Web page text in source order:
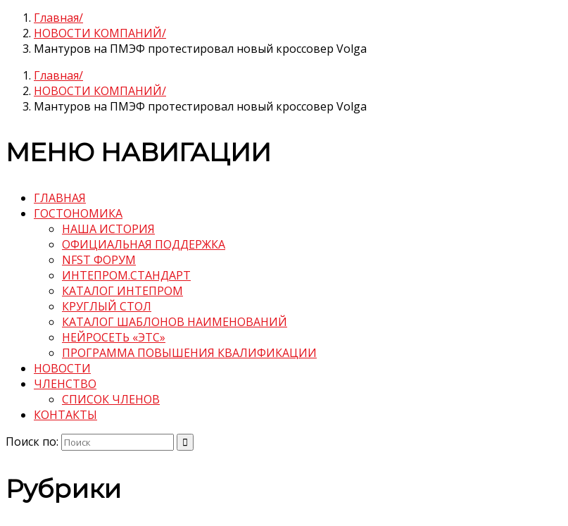
Главная
НОВОСТИ КОМПАНИЙ
Мантуров на ПМЭФ протестировал новый кроссовер Volga
Главная
НОВОСТИ КОМПАНИЙ
Мантуров на ПМЭФ протестировал новый кроссовер Volga
МЕНЮ НАВИГАЦИИ
ГЛАВНАЯ
ГОСТОНОМИКА
НАША ИСТОРИЯ
ОФИЦИАЛЬНАЯ ПОДДЕРЖКА
NFST ФОРУМ
ИНТЕПРОМ.СТАНДАРТ
КАТАЛОГ ИНТЕПРОМ
КРУГЛЫЙ СТОЛ
КАТАЛОГ ШАБЛОНОВ НАИМЕНОВАНИЙ
НЕЙРОСЕТЬ «ЭТС»
ПРОГРАММА ПОВЫШЕНИЯ КВАЛИФИКАЦИИ
НОВОСТИ
ЧЛЕНСТВО
СПИСОК ЧЛЕНОВ
КОНТАКТЫ
Поиск по:
Рубрики